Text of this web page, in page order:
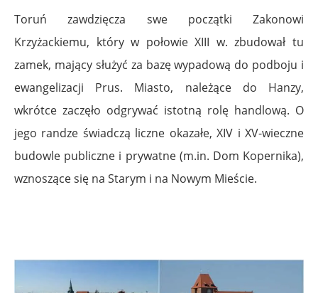
Toruń zawdzięcza swe początki Zakonowi
Krzyżackiemu, który w połowie XIII w. zbudował tu
zamek, mający służyć za bazę wypadową do podboju i
ewangelizacji Prus. Miasto, należące do Hanzy,
wkrótce zaczęło odgrywać istotną rolę handlową. O
jego randze świadczą liczne okazałe, XIV i XV-wieczne
budowle publiczne i prywatne (m.in. Dom Kopernika),
wznoszące się na Starym i na Nowym Mieście.